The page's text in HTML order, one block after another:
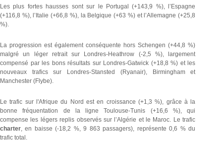
Les plus fortes hausses sont sur le Portugal (+143,9 %), l’Espagne
(+116,8 %), l’Italie (+66,8 %), la Belgique (+63 %) et l’Allemagne (+25,8
%).
La progression est également conséquente hors Schengen (+44,8 %)
malgré un léger retrait sur Londres-Heathrow (-2,5 %), largement
compensé par les bons résultats sur Londres-Gatwick (+18,8 %) et les
nouveaux trafics sur Londres-Stansted (Ryanair), Birmingham et
Manchester (Flybe).
Le trafic sur l'Afrique du Nord est en croissance (+1,3 %), grâce à la
bonne fréquentation de la ligne Toulouse-Tunis (+16,6 %), qui
compense les légers replis observés sur l’Algérie et le Maroc. Le trafic
charter, en baisse (-18,2 %, 9 863 passagers), représente 0,6 % du
trafic total.